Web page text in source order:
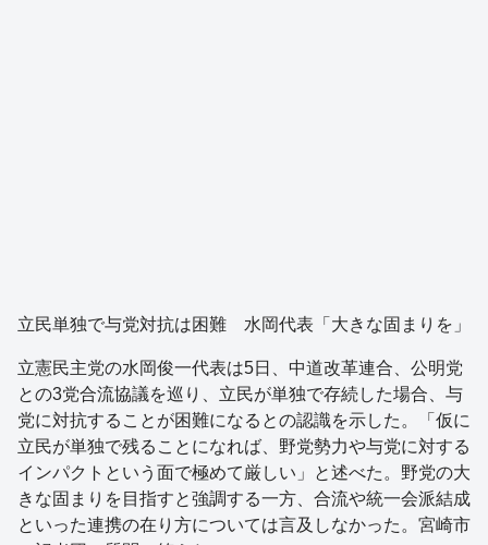
立民単独で与党対抗は困難 水岡代表「大きな固まりを」
立憲民主党の水岡俊一代表は5日、中道改革連合、公明党
との3党合流協議を巡り、立民が単独で存続した場合、与
党に対抗することが困難になるとの認識を示した。「仮に
立民が単独で残ることになれば、野党勢力や与党に対する
インパクトという面で極めて厳しい」と述べた。野党の大
きな固まりを目指すと強調する一方、合流や統一会派結成
といった連携の在り方については言及しなかった。宮崎市